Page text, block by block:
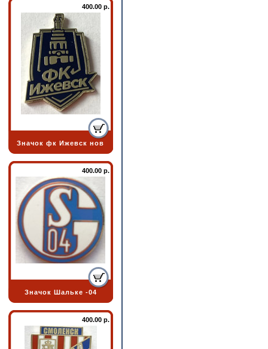
400.00 р.
Значок фк Ижевск нов
400.00 р.
Значок Шальке -04
400.00 р.